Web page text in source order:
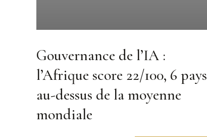
Gouvernance de l’IA :
l’Afrique score 22/100, 6 pays
au-dessus de la moyenne
mondiale